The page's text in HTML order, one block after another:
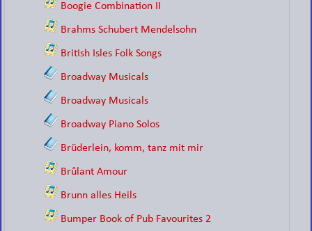
Boogie Combination II
Brahms Schubert Mendelsohn
British Isles Folk Songs
Broadway Musicals
Broadway Musicals
Broadway Piano Solos
Brüderlein, komm, tanz mit mir
Brûlant Amour
Brunn alles Heils
Bumper Book of Pub Favourites 2